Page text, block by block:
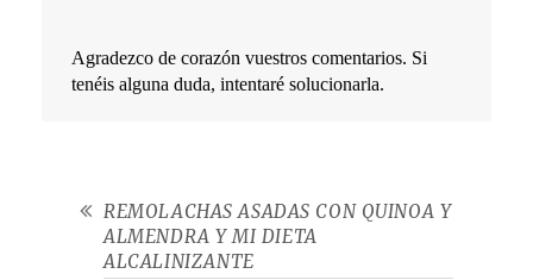
Agradezco de corazón vuestros comentarios. Si
tenéis alguna duda, intentaré solucionarla.
REMOLACHAS ASADAS CON QUINOA Y
ALMENDRA Y MI DIETA
ALCALINIZANTE